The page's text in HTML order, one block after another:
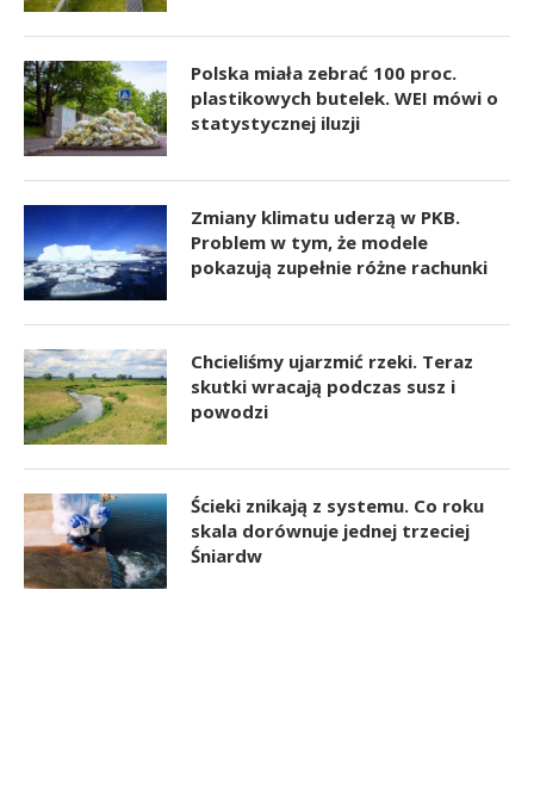
Polska miała zebrać 100 proc.
plastikowych butelek. WEI mówi o
statystycznej iluzji
Zmiany klimatu uderzą w PKB.
Problem w tym, że modele
pokazują zupełnie różne rachunki
Chcieliśmy ujarzmić rzeki. Teraz
skutki wracają podczas susz i
powodzi
Ścieki znikają z systemu. Co roku
skala dorównuje jednej trzeciej
Śniardw